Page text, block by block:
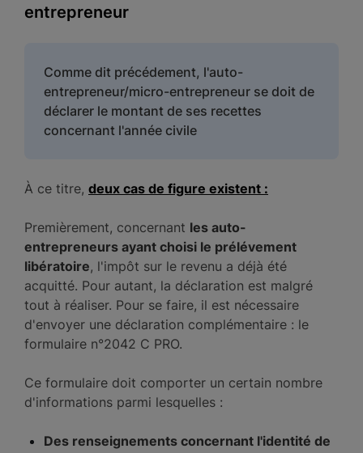
entrepreneur
Comme dit précédement, l'auto-
entrepreneur/micro-entrepreneur se doit de
déclarer le montant de ses recettes
concernant l'année civile
À ce titre, deux cas de figure existent :
Premièrement, concernant les auto-
entrepreneurs ayant choisi le prélévement
libératoire, l'impôt sur le revenu a déjà été
acquitté. Pour autant, la déclaration est malgré
tout à réaliser. Pour se faire, il est nécessaire
d'envoyer une déclaration complémentaire : le
formulaire n°2042 C PRO.
Ce formulaire doit comporter un certain nombre
d'informations parmi lesquelles :
Des renseignements concernant l'identité de